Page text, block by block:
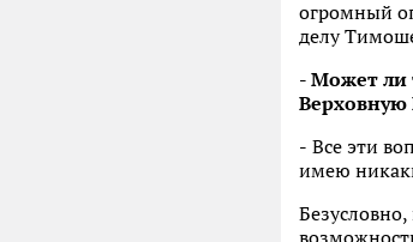
огромный
делу
- Может ли
Верховную
- Все эти
имею